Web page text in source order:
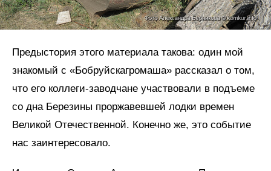
Предыстория этого материала такова: один мой
знакомый с «Бобруйскагромаша» рассказал о том,
что его коллеги-заводчане участвовали в подъеме
со дна Березины проржавевшей лодки времен
Великой Отечественной. Конечно же, это событие
нас заинтересовало.